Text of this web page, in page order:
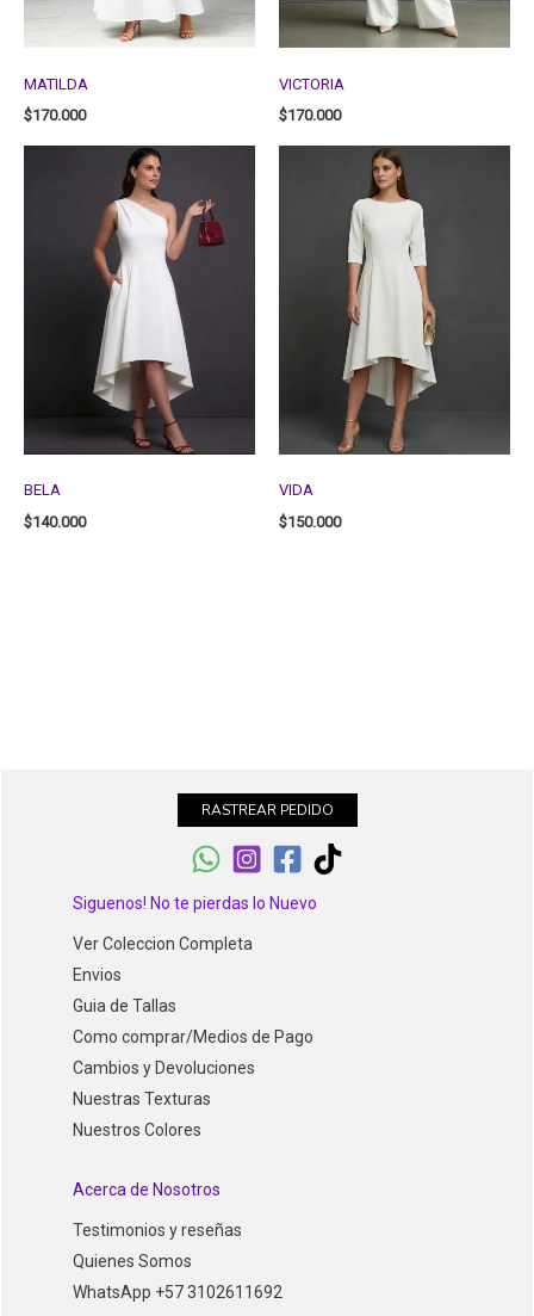
MATILDA
$170.000
VICTORIA
$170.000
BELA
$140.000
VIDA
$150.000
RASTREAR PEDIDO
Siguenos! No te pierdas lo Nuevo
Ver Coleccion Completa
Envios
Guia de Tallas
Como comprar/Medios de Pago
Cambios y Devoluciones
Nuestras Texturas
Nuestros Colores
Acerca de Nosotros
Testimonios y reseñas
Quienes Somos
WhatsApp +57 3102611692